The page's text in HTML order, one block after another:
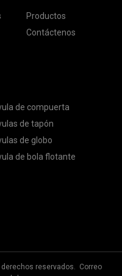
Productos
Contáctenos
de compuerta
de tapón
de globo
de bola flotante
reservados. Correo